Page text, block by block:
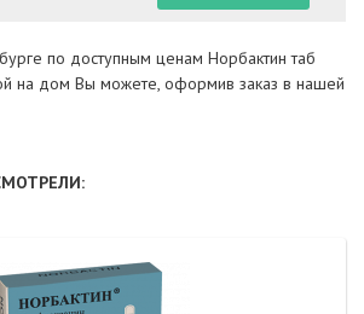
по доступным ценам Норбактин таб
на дом Вы можете, оформив заказ в нашей